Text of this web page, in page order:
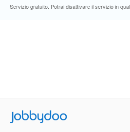
Servizio gratuito. Potrai disattivare il servizio in
Jobbydoo